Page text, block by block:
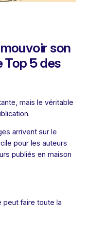
son
Top 5 des
mais le véritable
arrivent sur le
pour les auteurs
publiés en maison
peut faire toute la